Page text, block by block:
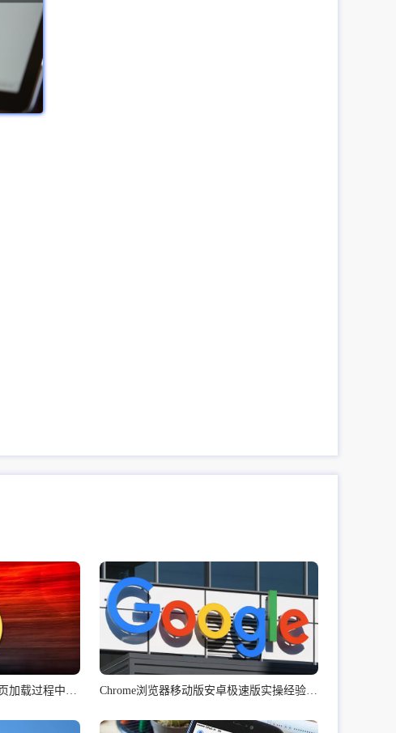
如何通过谷歌浏览器加速网页加载过程中的脚本 Chrome浏览器移动版安卓极速版实操经验总结